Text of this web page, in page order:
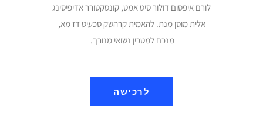
לורם איפסום דולור סיט אמט, קונסקטורר אדיפיסינג
אלית מוסן מנת. להאמית קרהשק סכעיט דז מא,
מנכם למטכין נשואי מנורך.
לרכישה